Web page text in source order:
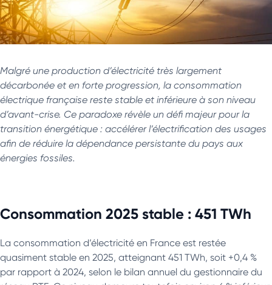
Malgré une production d’électricité très largement
décarbonée et en forte progression, la consommation
électrique française reste stable et inférieure à son niveau
d’avant-crise. Ce paradoxe révèle un défi majeur pour la
transition énergétique : accélérer l’électrification des usages
afin de réduire la dépendance persistante du pays aux
énergies fossiles.
Consommation 2025 stable : 451 TWh
La consommation d’électricité en France est restée
quasiment stable en 2025, atteignant 451 TWh, soit +0,4 %
par rapport à 2024, selon le bilan annuel du gestionnaire du